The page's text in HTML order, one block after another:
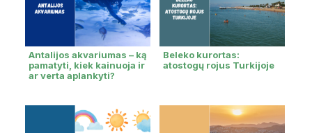
Antalijos akvariumas – ką
pamatyti, kiek kainuoja ir
ar verta aplankyti?
Beleko kurortas:
atostogų rojus Turkijoje